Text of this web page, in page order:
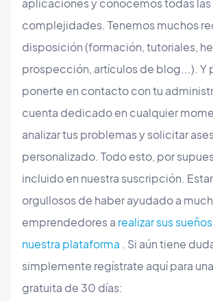
aplicaciones y conocemos todas las
complejidades. Tenemos muchos
disposición (formación, tutoriales,
prospección, artículos de blog...). Y
ponerte en contacto con tu
cuenta dedicado en cualquier
analizar tus problemas y solicitar
personalizado. Todo esto, por
incluido en nuestra suscripción.
orgullosos de haber ayudado a
emprendedores a realizar sus
nuestra plataforma . Si aún tiene
simplemente regístrate aquí para
gratuita de 30 días: